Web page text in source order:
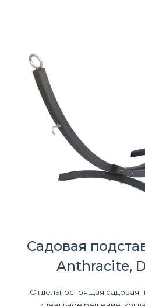
Садовая
Anthracite,
Отдельностоящая садовая